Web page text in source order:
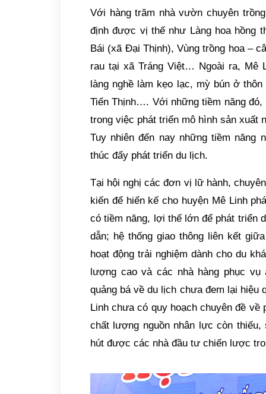
Với hàng trăm nhà vườn chuyên
định được vị thế như Làng hoa hồng
Bái (xã Đại Thịnh), Vùng trồng hoa –
rau tại xã Tráng Việt… Ngoài ra, Mê
làng nghề làm kẹo lạc, mỳ bún ở
Tiến Thịnh…. Với những tiềm năng
trong việc phát triển mô hình sản xuất
Tuy nhiên đến nay những tiềm năng
thúc đẩy phát triển du lịch.
Tại hội nghị các đơn vị lữ hành,
kiến để hiến kế cho huyện Mê Linh
có tiềm năng, lợi thế lớn để phát triển
dẫn; hệ thống giao thông liên kết
hoạt động trải nghiệm dành cho du
lượng cao và các nhà hàng phục vụ
quảng bá về du lịch chưa đem lại
Linh chưa có quy hoạch chuyên đề
chất lượng nguồn nhân lực còn
hút được các nhà đầu tư chiến lược